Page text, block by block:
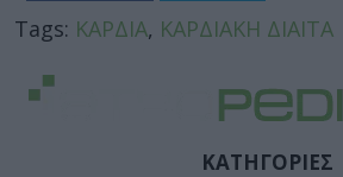
Tags: ΚΑΡΔΙΑ, ΚΑΡΔΙΑΚΗ ΔΙΑΙΤΑ
ΚΑΤΗΓΟΡΙΕΣ